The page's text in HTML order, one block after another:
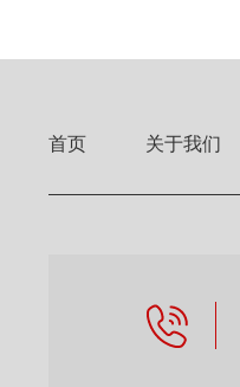
首页 关于我们